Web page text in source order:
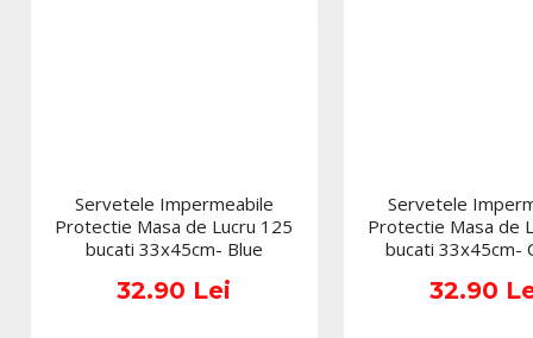
Servetele Impermeabile
Protectie Masa de Lucru 125
bucati 33x45cm- Blue
32.90 Lei
Servetele
Protectie Masa de
bucati 33x45cm-
32.90